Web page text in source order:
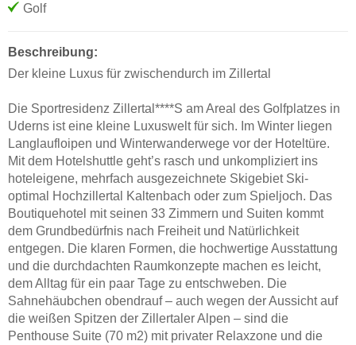
Golf
Beschreibung:
Der kleine Luxus für zwischendurch im Zillertal
Die Sportresidenz Zillertal****S am Areal des Golfplatzes in
Uderns ist eine kleine Luxuswelt für sich. Im Winter liegen
Langlaufloipen und Winterwanderwege vor der Hoteltüre.
Mit dem Hotelshuttle geht’s rasch und unkompliziert ins
hoteleigene, mehrfach ausgezeichnete Skigebiet Ski-
optimal Hochzillertal Kaltenbach oder zum Spieljoch. Das
Boutiquehotel mit seinen 33 Zimmern und Suiten kommt
dem Grundbedürfnis nach Freiheit und Natürlichkeit
entgegen. Die klaren Formen, die hochwertige Ausstattung
und die durchdachten Raumkonzepte machen es leicht,
dem Alltag für ein paar Tage zu entschweben. Die
Sahnehäubchen obendrauf – auch wegen der Aussicht auf
die weißen Spitzen der Zillertaler Alpen – sind die
Penthouse Suite (70 m2) mit privater Relaxzone und die